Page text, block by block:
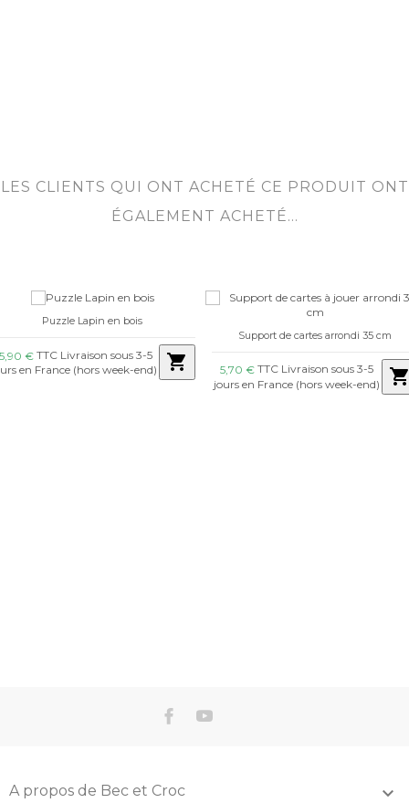
LES CLIENTS QUI ONT ACHETÉ CE PRODUIT ONT
ÉGALEMENT ACHETÉ...
Puzzle Lapin en bois
€ TTC Livraison sous 3-5
en France (hors week-end)
shopping_cart
Support de cartes arrondi 35 cm
5,70 € TTC Livraison sous 3-5
jours en France (hors week-end)
A propos de Bec et Croc 